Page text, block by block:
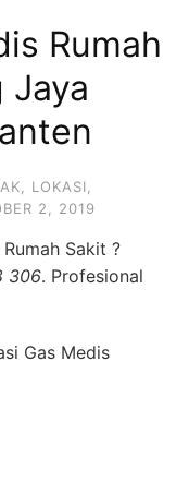
Rumah
Jaya
LOKASI
2, 2019
Rumah Sakit ?
306. Profesional
Gas Medis